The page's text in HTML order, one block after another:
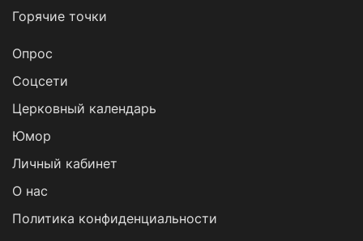
Горячие точки
Опрос
Cоцсети
Церковный календарь
Юмор
Личный кабинет
О нас
Политика конфиденциальности